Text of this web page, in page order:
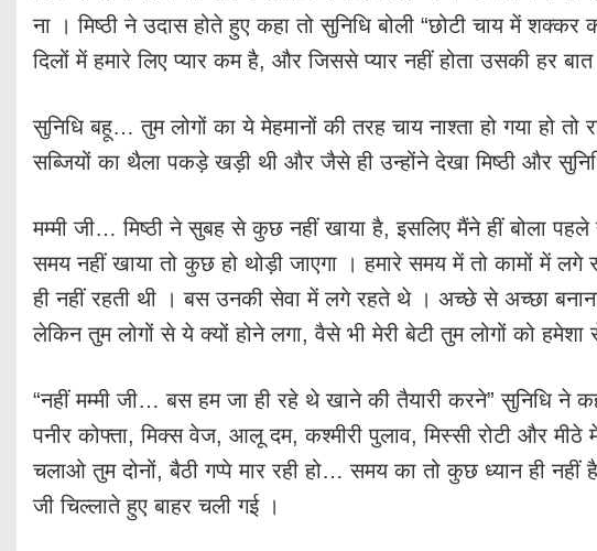
ना । मिष्ठी ने उदास होते हुए कहा तो सुनिधि बोली “छोटी चाय में
दिलों में हमारे लिए प्यार कम है, और जिससे प्यार नहीं होता उसकी हर
सुनिधि बहू… तुम लोगों का ये मेहमानों की तरह चाय नाश्ता हो गया हो
सब्जियों का थैला पकड़े खड़ी थी और जैसे ही उन्होंने देखा मिष्ठी और
मम्मी जी… मिष्ठी ने सुबह से कुछ नहीं खाया है, इसलिए मैंने हीं बोला
समय नहीं खाया तो कुछ हो थोड़ी जाएगा । हमारे समय में तो कामों में
ही नहीं रहती थी । बस उनकी सेवा में लगे रहते थे । अच्छे से अच्छा
लेकिन तुम लोगों से ये क्यों होने लगा, वैसे भी मेरी बेटी तुम लोगों को हमेशा
“नहीं मम्मी जी… बस हम जा ही रहे थे खाने की तैयारी करने” सुनिधि ने
पनीर कोफ्ता, मिक्स वेज, आलू दम, कश्मीरी पुलाव, मिस्सी रोटी और
चलाओ तुम दोनों, बैठी गप्पे मार रही हो… समय का तो कुछ ध्यान ही
जी चिल्लाते हुए बाहर चली गई ।